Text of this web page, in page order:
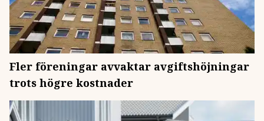
Fler föreningar avvaktar avgiftshöjningar
trots högre kostnader